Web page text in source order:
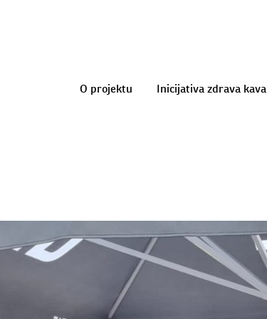
O projektu Inicijativa zdrava kava